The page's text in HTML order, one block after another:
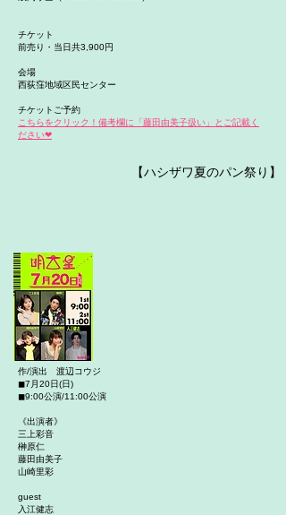
チケット
前売り・当日共3,900円
会場
西荻窪地域区民センター
チケットご予約
こちらをクリック！​備考欄に「藤田由美子扱い」とご記載く
ださい❤︎
【ハシザワ夏のパン祭り 】
作/演出 渡辺コウジ
◼︎7月20日(日)
◼︎9:00公演/11:00公演
《出演者》
三上彩音
榊原仁
藤田由美子
山崎里彩
guest
入江健志